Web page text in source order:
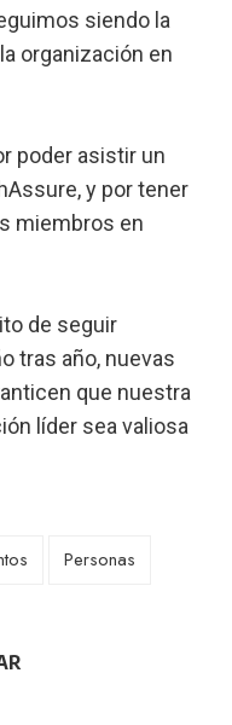
siendo la
organización en
poder asistir un
y por tener
miembros en
de seguir
tras año, nuevas
que nuestra
líder sea valiosa
Personas